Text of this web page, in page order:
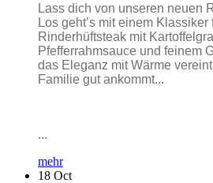
Lass dich von unseren neuen
Los geht’s mit einem
Rinderhüftsteak mit
Pfefferrahmsauce und feinem
das Eleganz mit Wärme
Familie gut ankommt...
...
mehr
18 Oct